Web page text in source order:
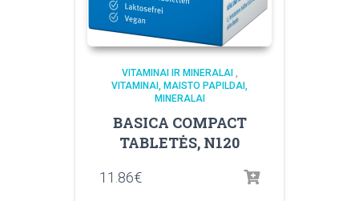
VITAMINAI IR MINERALAI ,
VITAMINAI, MAISTO PAPILDAI,
MINERALAI
BASICA COMPACT
TABLETĖS, N120
11.86€